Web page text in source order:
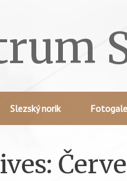
Slezský norik